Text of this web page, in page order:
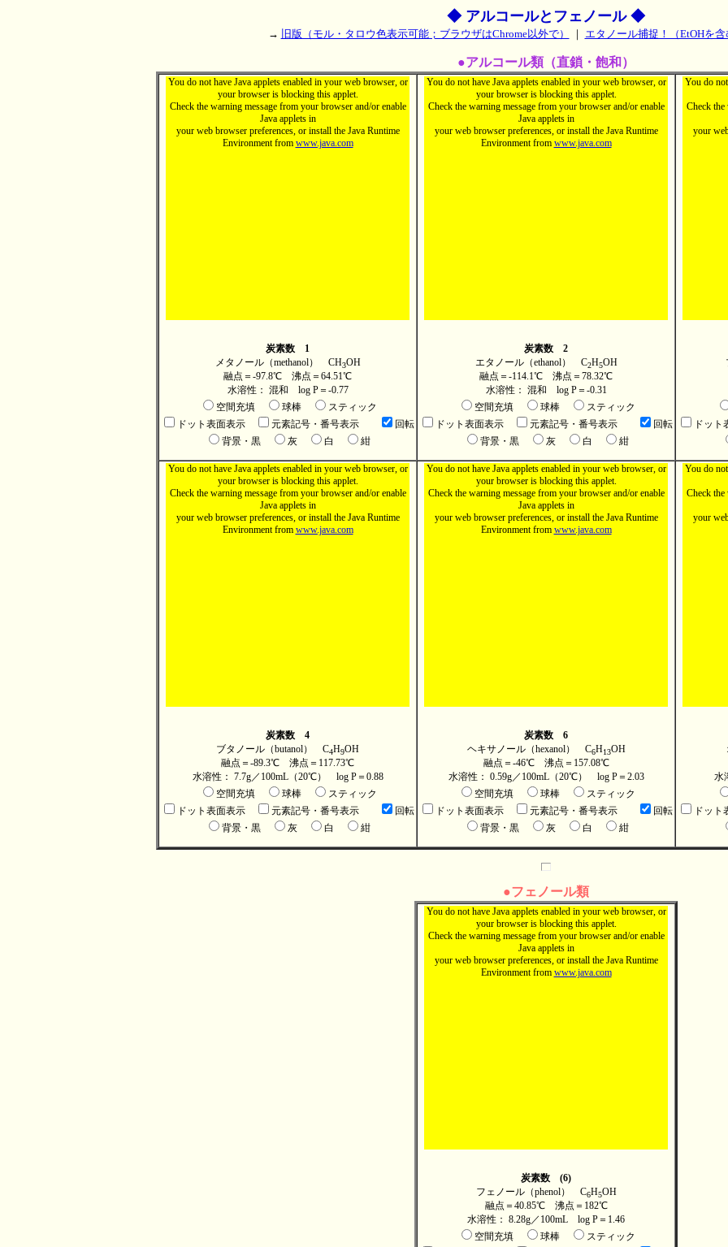
◆ アルコールとフェノール ◆
→ 旧版（モル・タロウ色表示可能；ブラウザはChrome以外で） ｜ エタノール捕捉！（EtOHを含
●アルコール類（直鎖・飽和）
You do not have Java applets enabled in your web browser, or
your browser is blocking this applet.
Check the warning message from your browser and/or enable
Java applets in
your web browser preferences, or install the Java Runtime
Environment from www.java.com
炭素数 1
メタノール（methanol） CH3OH
融点＝-97.8℃ 沸点＝64.51℃
水溶性： 混和 log P＝-0.77
空間充填
球棒
スティック
ドット表面表示
元素記号・番号表示
回転
背景・黒
灰 白 紺
You do not have Java applets enabled in your web browser, or
your browser is blocking this applet.
Check the warning message from your browser and/or enable
Java applets in
your web browser preferences, or install the Java Runtime
Environment from www.java.com
炭素数 2
エタノール（ethanol） C2H5OH
融点＝-114.1℃ 沸点＝78.32℃
水溶性： 混和 log P＝-0.31
空間充填
球棒
スティック
ドット表面表示
元素記号・番号表示
回転
背景・黒
灰 白 紺
You do
Check the
your
ドット
You do not have Java applets enabled in your web browser, or
your browser is blocking this applet.
Check the warning message from your browser and/or enable
Java applets in
your web browser preferences, or install the Java Runtime
Environment from www.java.com
炭素数 4
ブタノール（butanol） C4H9OH
融点＝-89.3℃ 沸点＝117.73℃
水溶性： 7.7g／100mL（20℃） log P＝0.88
空間充填
球棒
スティック
ドット表面表示
元素記号・番号表示
回転
背景・黒
灰 白 紺
You do not have Java applets enabled in your web browser, or
your browser is blocking this applet.
Check the warning message from your browser and/or enable
Java applets in
your web browser preferences, or install the Java Runtime
Environment from www.java.com
炭素数 6
ヘキサノール（hexanol） C6H13OH
融点＝-46℃ 沸点＝157.08℃
水溶性： 0.59g／100mL（20℃） log P＝2.03
空間充填
球棒
スティック
ドット表面表示
元素記号・番号表示
回転
背景・黒
灰 白 紺
You do
Check the
your
水
ドット
●フェノール類
You do not have Java applets enabled in your web browser, or
your browser is blocking this applet.
Check the warning message from your browser and/or enable
Java applets in
your web browser preferences, or install the Java Runtime
Environment from www.java.com
炭素数 (6)
フェノール（phenol） C6H5OH
融点＝40.85℃ 沸点＝182℃
水溶性： 8.28g／100mL log P＝1.46
空間充填
球棒
スティック